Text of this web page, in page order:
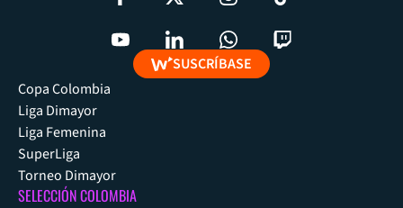
SUSCRÍBASE
Copa Colombia
Liga Dimayor
Liga Femenina
SuperLiga
Torneo Dimayor
SELECCIÓN COLOMBIA